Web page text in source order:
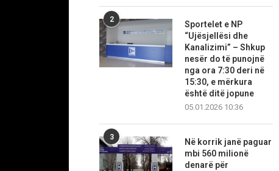
2
Sportelet e NP
“Ujësjellësi dhe
Kanalizimi” – Shkup
nesër do të punojnë
nga ora 7:30 deri në
15:30, e mërkura
është ditë jopune
05.01.2026 10:36
3
Në korrik janë paguar
mbi 560 milionë
denarë për